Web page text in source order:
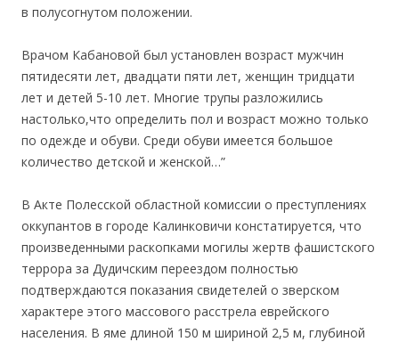
в полусогнутом положении.
Врачом Кабановой был установлен возраст мужчин
пятидесяти лет, двадцати пяти лет, женщин тридцати
лет и детей 5-10 лет. Многие трупы разложились
настолько,что определить пол и возраст можно только
по одежде и обуви. Среди обуви имеется большое
количество детской и женской…”
В Акте Полесской областной комиссии о преступлениях
оккупантов в городе Калинковичи констатируется, что
произведенными раскопками могилы жертв фашистского
террора за Дудичским переездом полностью
подтверждаются показания свидетелей о зверском
характере этого массового расстрела еврейского
населения. В яме длиной 150 м шириной 2,5 м, глубиной